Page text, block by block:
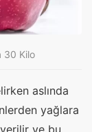
30 Kilo
aslında
yağlara
ve bu